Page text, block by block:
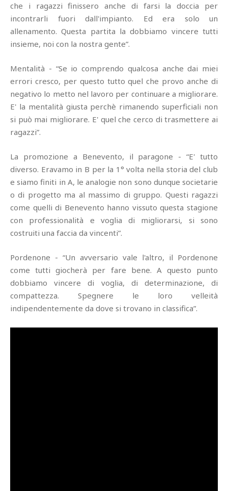
che i ragazzi finissero anche di farsi la doccia per
incontrarli fuori dall'impianto. Ed era solo un
allenamento. Questa partita la dobbiamo vincere tutti
insieme, noi con la nostra gente”.
Mentalità - “Se io comprendo qualcosa anche dai miei
errori cresco, per questo tutto quel che provo anche di
negativo lo metto nel lavoro per continuare a migliorare.
E' la mentalità giusta perchè rimanendo superficiali non
si può mai migliorare. E' quel che cerco di trasmettere ai
ragazzi”.
La promozione a Benevento, il paragone - “E' tutto
diverso. Eravamo in B per la 1° volta nella storia del club
e siamo finiti in A, le analogie non sono dunque societarie
o di progetto ma al massimo di gruppo. Questi ragazzi
come quelli di Benevento hanno vissuto questa stagione
con professionalità e voglia di migliorarsi, si sono
costruiti una faccia da vincenti”.
Pordenone - “Un avversario vale l'altro, il Pordenone
come tutti giocherà per fare bene. A questo punto
dobbiamo vincere di voglia, di determinazione, di
compattezza. Spegnere le loro velleità
indipendentemente da dove si trovano in classifica”.